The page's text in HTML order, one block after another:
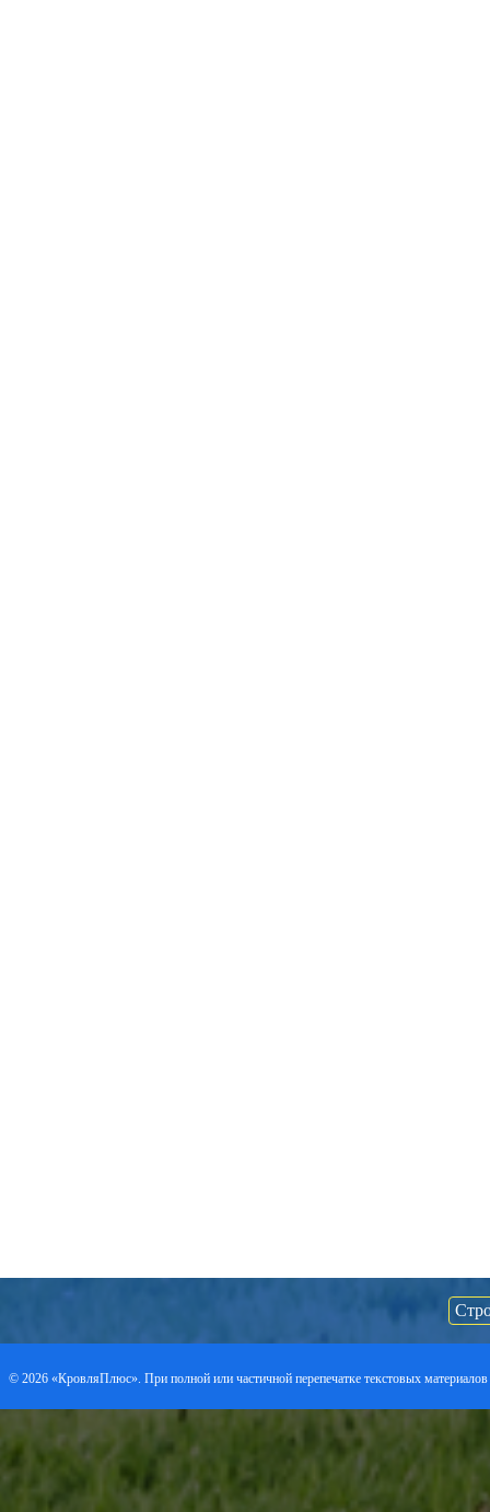
© 2026 «КровляПлюс». При полной или частичной перепечатке текстовых материалов